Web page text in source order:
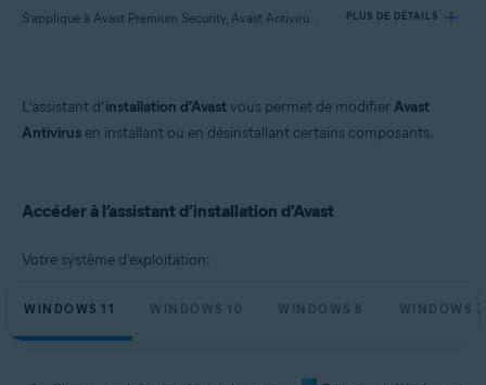
S’applique à Avast Premium Security, Avast Antivirus Gratuit PLUS DE DÉTAILS
Produits:
Avast Premium Security 22.x
Microsoft Windows 8.1/Professionnel/Entreprise (32/64 bits)
Microsoft Windows 7 Édition Familiale Basique/Édition Familiale
avec mise à jour cumulative de commodité (32/64 bits)
L’assistant d’installation d’Avastvous permet de modifierAvast
Antivirus en installant ou en désinstallant certains composants.
Accéder à l’assistant d’installation d’Avast
Votre système d'exploitation:
WINDOWS 11 WINDOWS 10 WINDOWS 8 WINDOWS 7